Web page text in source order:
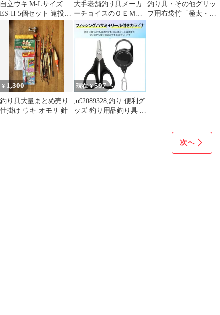
自立ウキ M-Lサイズ
ES-II 5個セット 遠投
カゴ釣り 釣り具
大手老舗釣り具メーカ
ーチョイスのＯＥＭフ
ルタング
釣り具・その他グリッ
プ用布袋竹「極太・長
¥ 1,300
釣り具大量まとめ売り
仕掛け ウキ オモリ 針
現在 ¥597
;u92089328;釣り 便利グ
ッズ 釣り用品釣り具 釣
次へ